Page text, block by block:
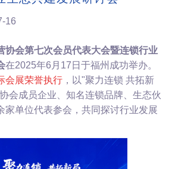
16
协会第七次会员代表大会暨连锁行业
在2025年6月17日于福州成功举办。
会展荣誉执行，以"聚力连锁 共拓新
会成员企业、知名连锁品牌、生态伙
家单位代表参会，共同探讨行业发展